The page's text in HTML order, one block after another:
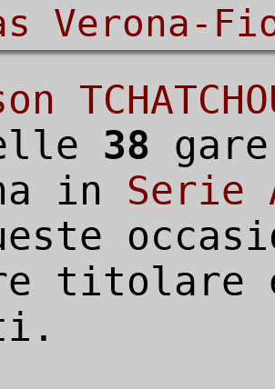
Verona-
38
in Serie
titolare